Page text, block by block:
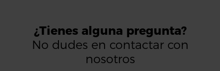
¿Tienes alguna pregunta?
No dudes en contactar con
nosotros